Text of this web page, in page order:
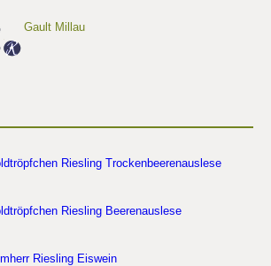
Gault Millau
Riesling Trockenbeerenauslese
Riesling Beerenauslese
Riesling Eiswein